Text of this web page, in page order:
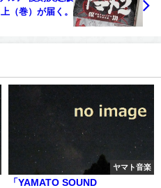
上（巻）が届く。
ヤマト音楽
「YAMATO SOUND